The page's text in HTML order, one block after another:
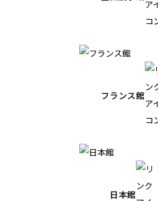
フランス館
日本館